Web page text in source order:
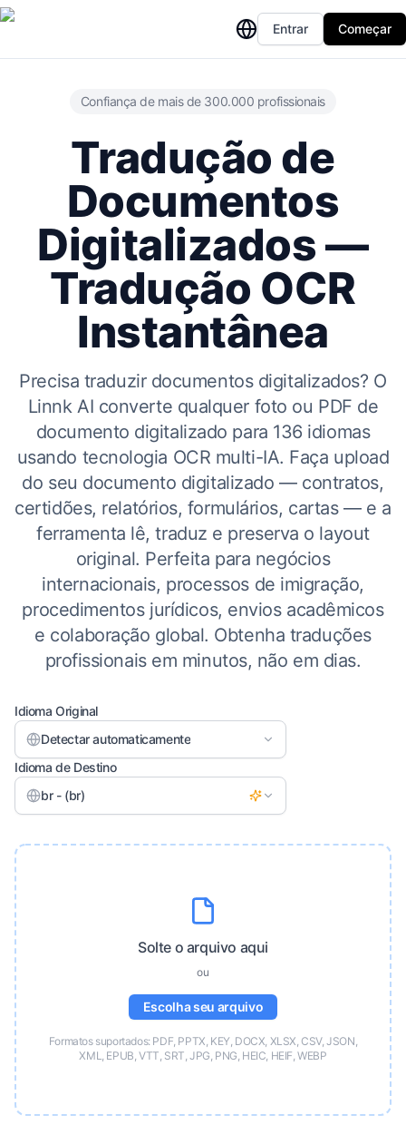
Entrar Começar
Confiança de mais de 300.000 profissionais
Tradução de
Documentos
Digitalizados —
Tradução OCR
Instantânea
Precisa traduzir documentos digitalizados? O
Linnk AI converte qualquer foto ou PDF de
documento digitalizado para 136 idiomas
usando tecnologia OCR multi-IA. Faça upload
do seu documento digitalizado — contratos,
certidões, relatórios, formulários, cartas — e a
ferramenta lê, traduz e preserva o layout
original. Perfeita para negócios
internacionais, processos de imigração,
procedimentos jurídicos, envios acadêmicos
e colaboração global. Obtenha traduções
profissionais em minutos, não em dias.
Idioma Original
Detectar automaticamente
Idioma de Destino
br - (br)
Solte o arquivo aqui
ou
Escolha seu arquivo
Formatos suportados: PDF, PPTX, KEY, DOCX, XLSX, CSV, JSON,
XML, EPUB, VTT, SRT, JPG, PNG, HEIC, HEIF, WEBP